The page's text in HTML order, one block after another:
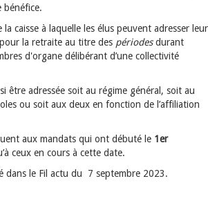
bénéfice.
la caisse à laquelle les élus peuvent adresser leur
la retraite au titre des périodesdurant
d'organe délibérant d’une collectivité
être adressée soit au régime général, soit au
ou soit aux deux en fonction de l’affiliation
aux mandats qui ont débuté le 1er
ceux en cours à cette date.
dans le Fil actu du 7 septembre 2023.